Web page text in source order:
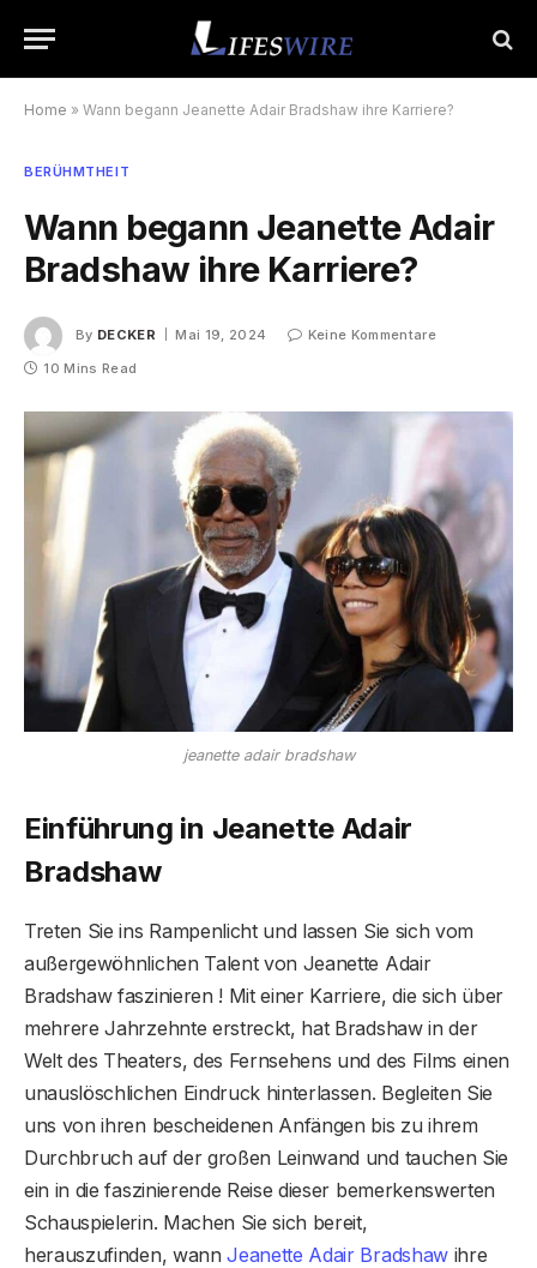
Home » Wann begann Jeanette Adair Bradshaw ihre Karriere?
BERÜHMTHEIT
Wann begann Jeanette Adair
Bradshaw ihre Karriere?
By DECKER Mai 19, 2024
Keine Kommentare
10 Mins Read
jeanette adair bradshaw
Einführung in Jeanette Adair
Bradshaw
Treten Sie ins Rampenlicht und lassen Sie sich vom
außergewöhnlichen Talent von Jeanette Adair
Bradshaw faszinieren ! Mit einer Karriere, die sich über
mehrere Jahrzehnte erstreckt, hat Bradshaw in der
Welt des Theaters, des Fernsehens und des Films einen
unauslöschlichen Eindruck hinterlassen. Begleiten Sie
uns von ihren bescheidenen Anfängen bis zu ihrem
Durchbruch auf der großen Leinwand und tauchen Sie
ein in die faszinierende Reise dieser bemerkenswerten
Schauspielerin. Machen Sie sich bereit,
herauszufinden, wannJeanette Adair Bradshawihre